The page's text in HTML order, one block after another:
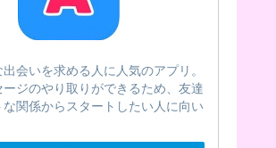
会いを求める人に人気のアプリ。
ジのやり取りができるため、友達
関係からスタートしたい人に向い